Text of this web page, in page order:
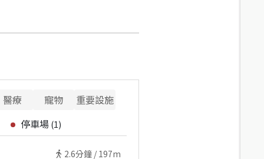
醫療 寵物
重要設施
停車場 (1)
2.6分鐘 / 197m